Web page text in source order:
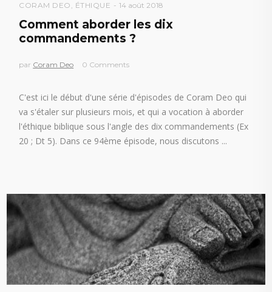
CORAM DEO , ÉTHIQUE 14 août 2018
Comment aborder les dix
commandements ?
par Coram Deo 0 Comments
C'est ici le début d'une série d'épisodes de Coram Deo qui
va s'étaler sur plusieurs mois, et qui a vocation à aborder
l'éthique biblique sous l'angle des dix commandements (Ex
20 ; Dt 5). Dans ce 94ème épisode, nous discutons